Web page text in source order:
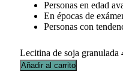
Personas en edad
En épocas de
Personas con
Lecitina de soja granulada
Añadir al carrito